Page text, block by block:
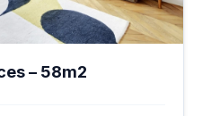
– 58m2